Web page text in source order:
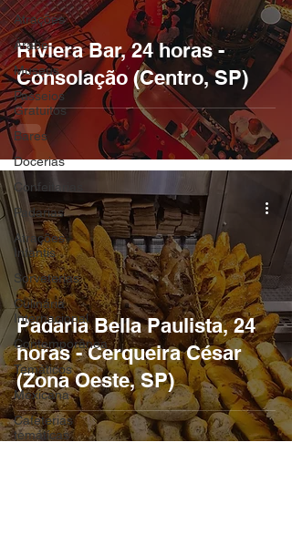
Atrações
Árabe
Museus
Passeios
Gratuitos
Bares
Docerias
Confeitarias
Padarias
Atrações
Infantis
Sorveterias
Culinária
Internacional
Contemporânea
Temáticos
Mexicana
Cafeterias
temátícas
Riviera Bar, 24 horas -
Consolação (Centro, SP)
Padaria Bella Paulista, 24
horas - Cerqueira César
(Zona Oeste, SP)